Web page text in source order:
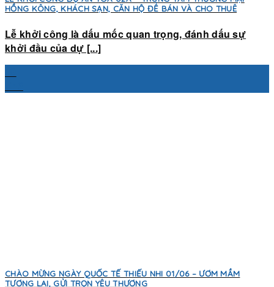
HỒNG KÔNG, KHÁCH SẠN, CĂN HỘ ĐỂ BÁN VÀ CHO THUÊ
Lễ khởi công là dấu mốc quan trọng, đánh dấu sự
khởi đầu của dự [...]
CHÀO MỪNG NGÀY QUỐC TẾ THIẾU NHI 01/06 – ƯƠM MẦM
TƯƠNG LAI, GỬI TRỌN YÊU THƯƠNG